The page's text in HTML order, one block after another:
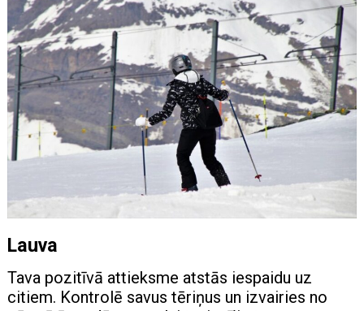
Lauva
Tava pozitīvā attieksme atstās iespaidu uz
citiem. Kontrolē savus tēriņus un izvairies no